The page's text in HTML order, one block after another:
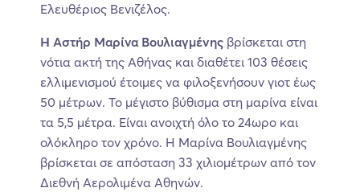
Ελευθέριος Βενιζέλος.
Η Αστήρ Μαρίνα Βουλιαγμένης βρίσκεται στη
νότια ακτή της Αθήνας και διαθέτει 103 θέσεις
ελλιμενισμού έτοιμες να φιλοξενήσουν γιοτ έως
50 μέτρων. Το μέγιστο βύθισμα στη μαρίνα είναι
τα 5,5 μέτρα. Είναι ανοιχτή όλο το 24ωρο και
ολόκληρο τον χρόνο. Η Μαρίνα Βουλιαγμένης
βρίσκεται σε απόσταση 33 χιλιομέτρων από τον
Διεθνή Αερολιμένα Αθηνών.